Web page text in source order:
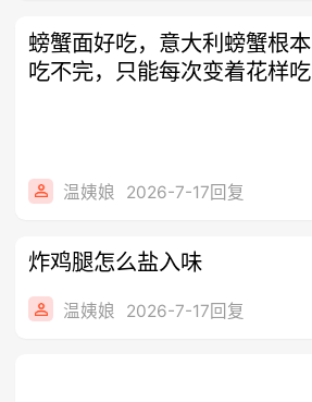
螃蟹面好吃，意大利螃蟹根本
吃不完，只能每次变着花样吃
温姨娘 2026-7-17回复
炸鸡腿怎么盐入味
温姨娘 2026-7-17回复